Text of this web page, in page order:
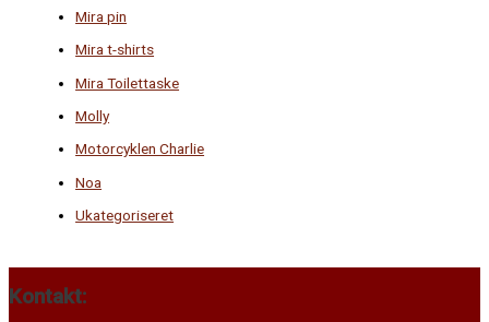
Mira pin
Mira t-shirts
Mira Toilettaske
Molly
Motorcyklen Charlie
Noa
Ukategoriseret
Kontakt: